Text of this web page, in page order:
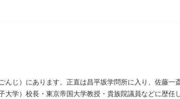
じ）にあります。正直は昌平坂学問所に入り、佐藤一
学）校長・東京帝国大学教授・貴族院議員などに歴任